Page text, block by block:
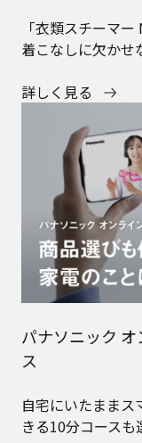
ス
きる10分コースも
詳しく見る
NEW
パナソニック 衣
ョンの祭典